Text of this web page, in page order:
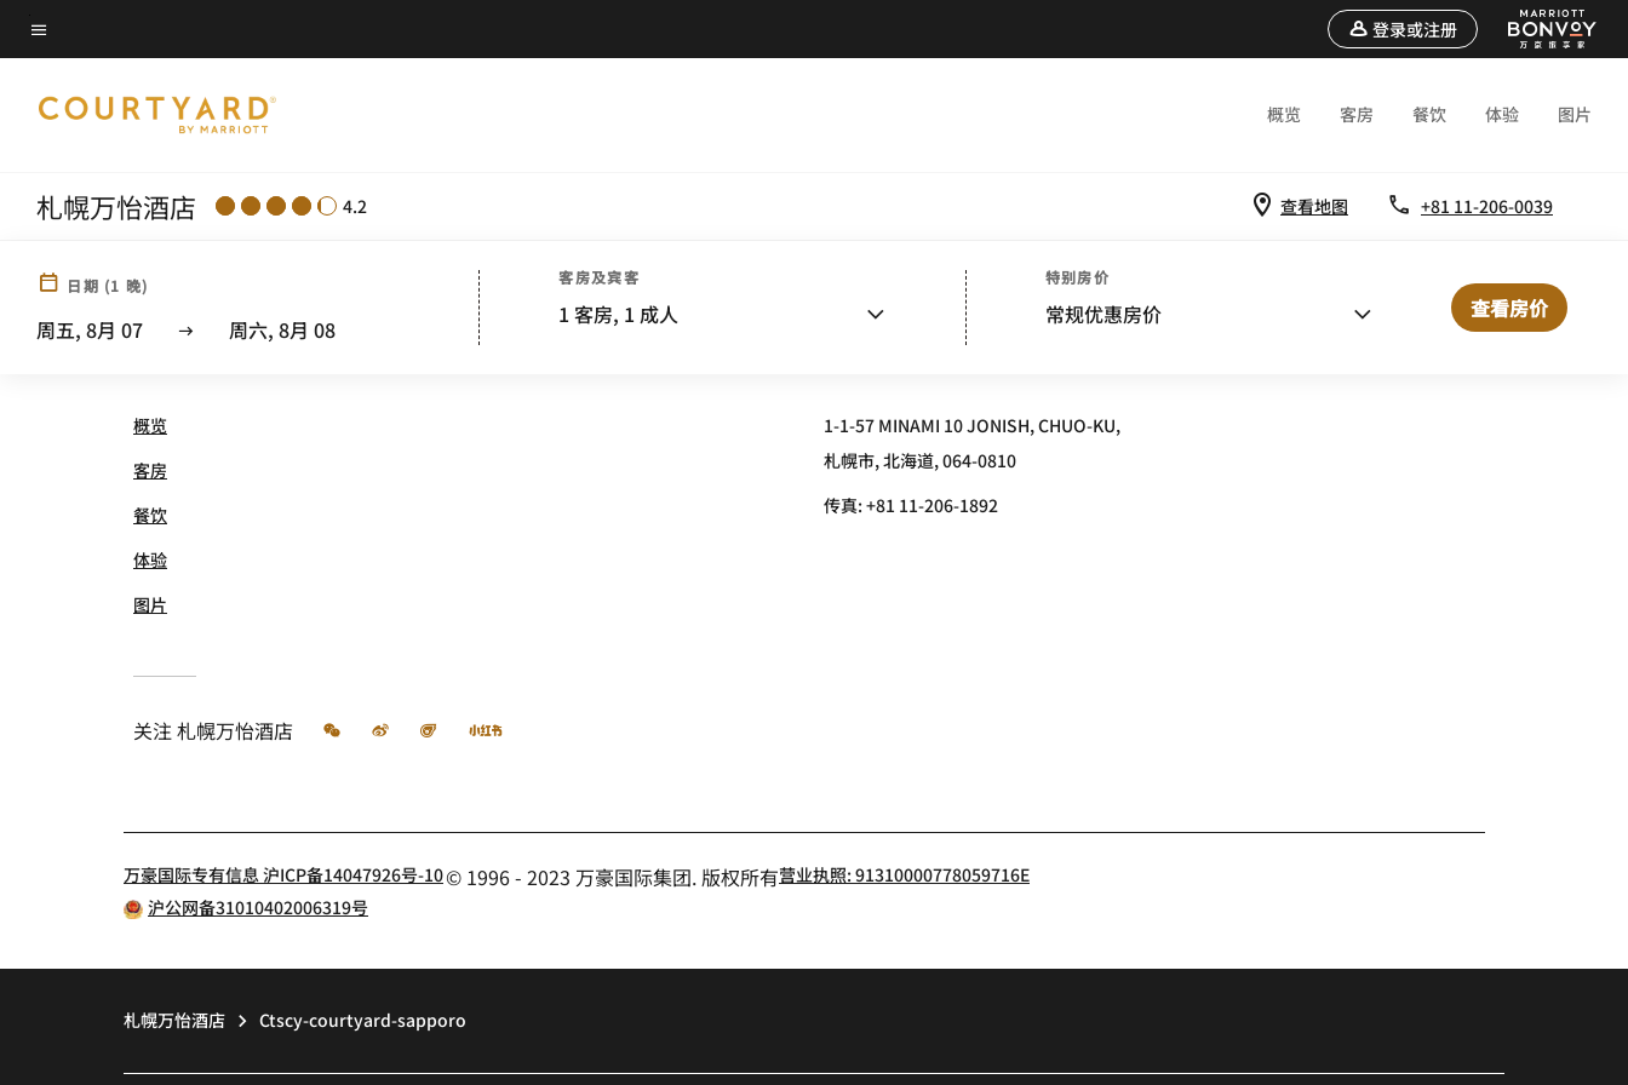
Skip
to
content
菜单文本
登录或注册
概览 客房 餐饮 体验 图片
札幌万怡酒店 4.2 查看地图 +81 11-206-0039
日期 (1 晚)
周五, 8月 07 周六, 8月 08
客房及宾客
1 客房, 1 成人
特别房价
常规优惠房价 查看房价
COURTYARD® BY MARRIOTT® SAPPORO
概览
客房
餐饮
体验
图片
1-1-57 MINAMI 10 JONISH, CHUO-KU,
札幌市, 北海道, 064-0810
传真:+81 11-206-1892
关注札幌万怡酒店 微信 微博 飞猪 小红书
万豪国际专有信息 沪ICP备14047926号-10© 1996 - 2023 万豪国际集团. 版权所有营业执照: 91310000778059716E
沪公网备31010402006319号
札幌万怡酒店 Ctscy-courtyard-sapporo